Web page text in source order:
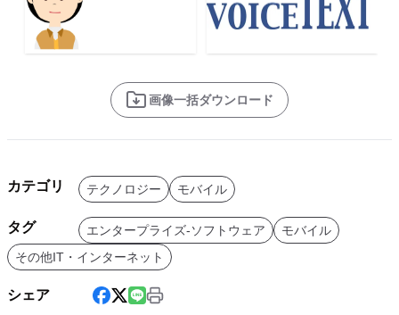
画像一括ダウンロード
カテゴリ テクノロジー モバイル
タグ エンタープライズ-ソフトウェア
モバイル
その他IT・インターネット
シェア